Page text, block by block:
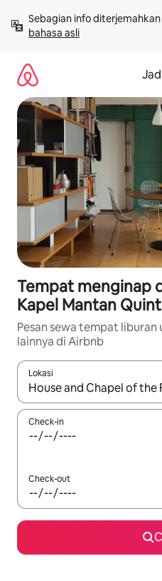
langsung
lihat
Sebagian info
bahasa asli
Tempat menginap
Kapel Mantan
Pesan sewa tempat
lainnya di Airbnb
Lokasi
Jika hasil yang dicari
Check-in
Check-out